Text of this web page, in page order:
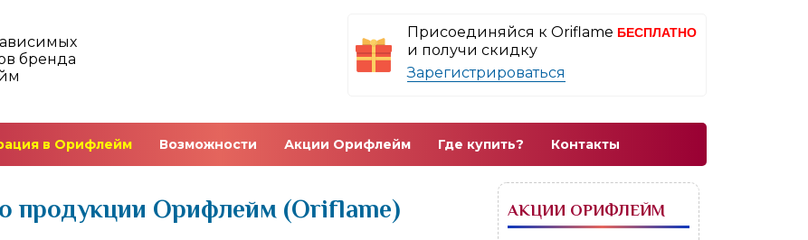
бренда
Присоединяйся к Oriflame БЕСПЛАТНО
и получи скидку
Зарегистрироваться
в Орифлейм Возможности Акции Орифлейм Где купить? Контакты
продукции Орифлейм (Oriflame) АКЦИИ ОРИФЛЕЙМ